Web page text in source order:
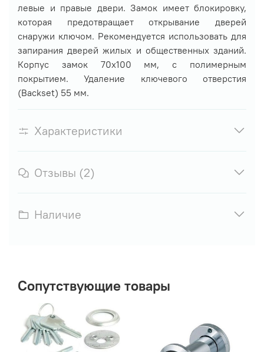
левые и правые двери. Замок имеет блокировку,
которая предотвращает открывание дверей
снаружи ключом. Рекомендуется использовать для
запирания дверей жилых и общественных зданий.
Корпус замок 70х100 мм, с полимерным
покрытием. Удаление ключевого отверстия
(Backset) 55 мм.
Характеристики
Отзывы (2)
Наличие
Сопутствующие товары